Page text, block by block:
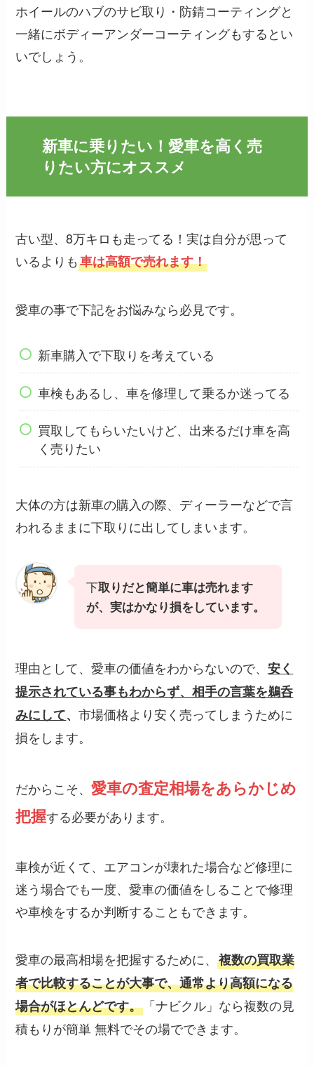
ホイールのハブのサビ取り・防錆コーティングと
一緒にボディーアンダーコーティングもするとい
いでしょう。
新車に乗りたい！愛車を高く売
りたい方にオススメ
古い型、8万キロも走ってる！実は自分が思って
いるよりも車は高額で売れます！
愛車の事で下記をお悩みなら必見です。
新車購入で下取りを考えている
車検もあるし、車を修理して乗るか迷ってる
買取してもらいたいけど、出来るだけ車を高
く売りたい
大体の方は新車の購入の際、ディーラーなどで言
われるままに下取りに出してしまいます。
下取りだと簡単に車は売れます
が、実はかなり損をしています。
理由として、愛車の価値をわからないので、安く
提示されている事もわからず、相手の言葉を鵜呑
みにして、市場価格より安く売ってしまうために
損をします。
だからこそ、愛車の査定相場をあらかじめ
把握する必要があります。
車検が近くて、エアコンが壊れた場合など修理に
迷う場合でも一度、愛車の価値をしることで修理
や車検をするか判断することもできます。
愛車の最高相場を把握するために、複数の買取業
者で比較することが大事で、通常より高額になる
場合がほとんどです。 「ナビクル」なら複数の見
積もりが簡単 無料でその場でできます。